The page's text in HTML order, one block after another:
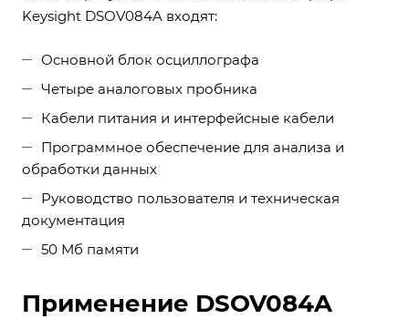
Keysight DSOV084A входят:
Основной блок осциллографа
Четыре аналоговых пробника
Кабели питания и интерфейсные кабели
Программное обеспечение для анализа и
обработки данных
Руководство пользователя и техническая
документация
50 Мб памяти
Применение DSOV084A